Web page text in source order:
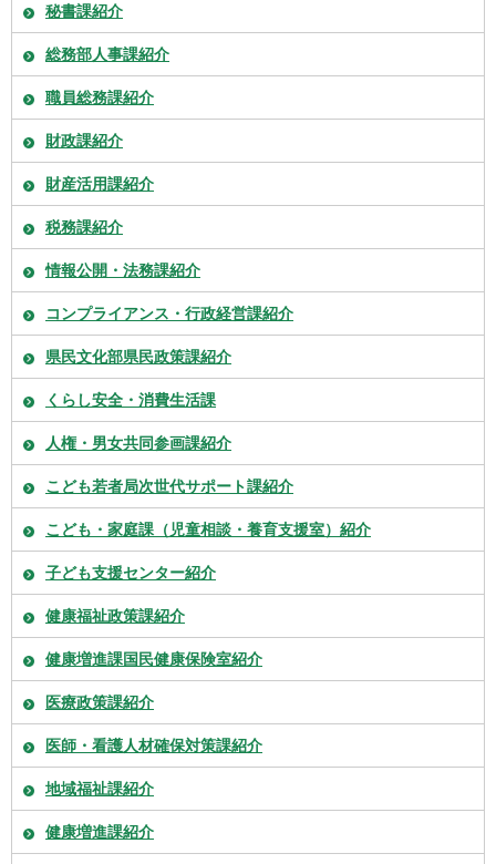
秘書課紹介
総務部人事課紹介
職員総務課紹介
財政課紹介
財産活用課紹介
税務課紹介
情報公開・法務課紹介
コンプライアンス・行政経営課紹介
県民文化部県民政策課紹介
くらし安全・消費生活課
人権・男女共同参画課紹介
こども若者局次世代サポート課紹介
こども・家庭課（児童相談・養育支援室）紹介
子ども支援センター紹介
健康福祉政策課紹介
健康増進課国民健康保険室紹介
医療政策課紹介
医師・看護人材確保対策課紹介
地域福祉課紹介
健康増進課紹介